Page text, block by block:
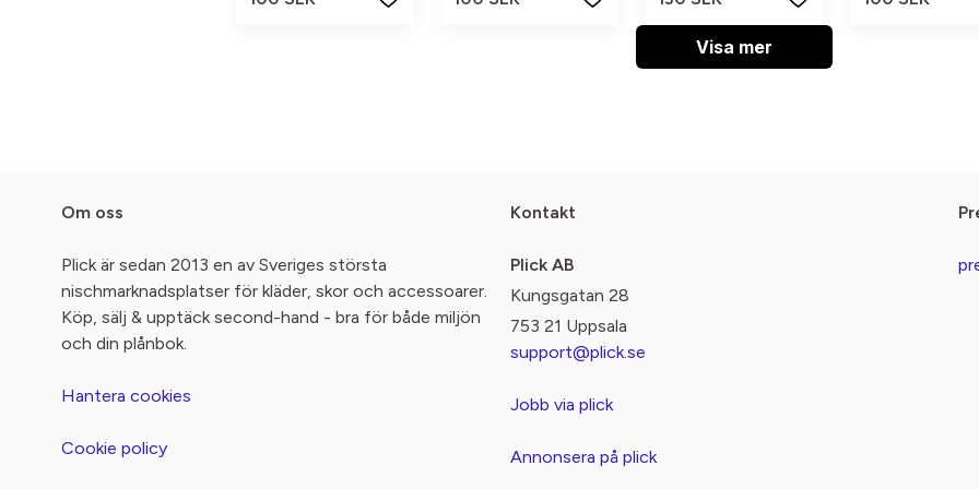
Visa mer
Om oss
Plick är sedan 2013 en av Sveriges största
nischmarknadsplatser för kläder, skor och accessoarer.
Köp, sälj & upptäck second-hand - bra för både miljön
och din plånbok.
Hantera cookies
Cookie policy
Kontakt
Plick AB
Kungsgatan 28
753 21 Uppsala
support@plick.se
Jobb via plick
Annonsera på plick